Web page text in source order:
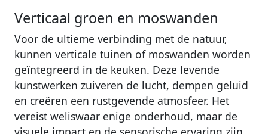
Verticaal groen en moswanden
Voor de ultieme verbinding met de natuur,
kunnen verticale tuinen of moswanden worden
geïntegreerd in de keuken. Deze levende
kunstwerken zuiveren de lucht, dempen geluid
en creëren een rustgevende atmosfeer. Het
vereist weliswaar enige onderhoud, maar de